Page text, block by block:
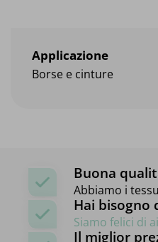
Applicazione
Borse e cinture
Buona
Abbiamo i
Hai bisogno
Siamo felici di
Il miglior